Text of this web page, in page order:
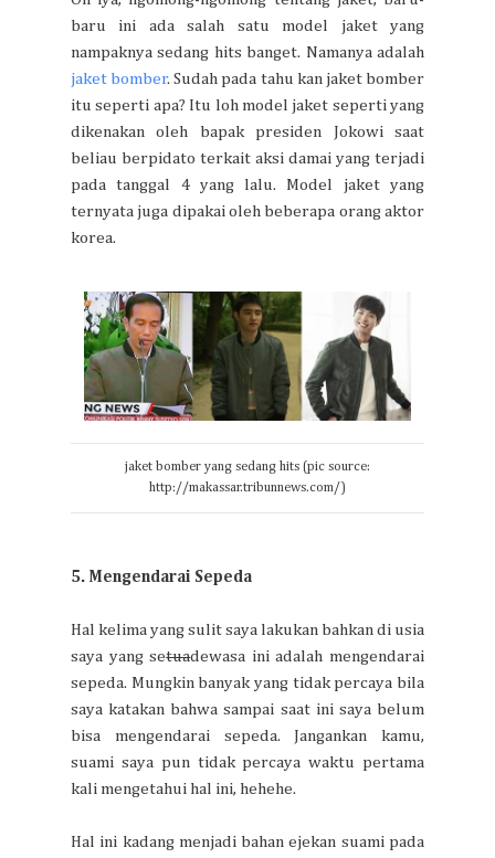
baru ini ada salah satu model jaket yang
nampaknya sedang hits banget. Namanya adalah
jaket bomber. Sudah pada tahu kan jaket bomber
itu seperti apa? Itu loh model jaket seperti yang
dikenakan oleh bapak presiden Jokowi saat
beliau berpidato terkait aksi damai yang terjadi
pada tanggal 4 yang lalu. Model jaket yang
ternyata juga dipakai oleh beberapa orang aktor
korea.
jaket bomber yang sedang hits (pic source:
http://makassar.tribunnews.com/)
5. Mengendarai Sepeda
Hal kelima yang sulit saya lakukan bahkan di usia
saya yang setuadewasa ini adalah mengendarai
sepeda. Mungkin banyak yang tidak percaya bila
saya katakan bahwa sampai saat ini saya belum
bisa mengendarai sepeda. Jangankan kamu,
suami saya pun tidak percaya waktu pertama
kali mengetahui hal ini, hehehe.
Hal ini kadang menjadi bahan ejekan suami pada